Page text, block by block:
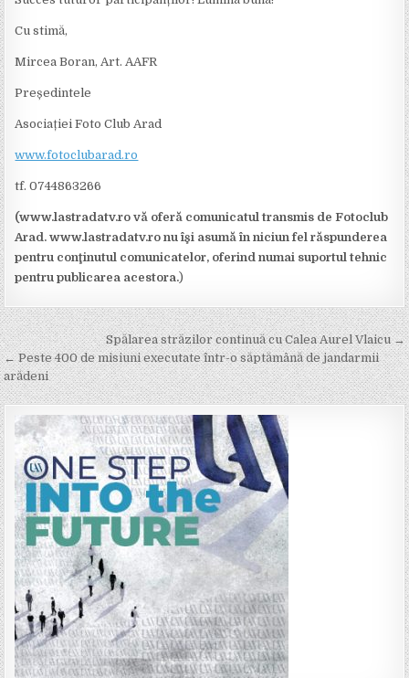
Cu stimă,
Mircea Boran, Art. AAFR
Președintele
Asociației Foto Club Arad
www.fotoclubarad.ro
tf. 0744863266
(www.lastradatv.ro vă oferă comunicatul transmis de Fotoclub
Arad. www.lastradatv.ro nu îşi asumă în niciun fel răspunderea
pentru conţinutul comunicatelor, oferind numai suportul tehnic
pentru publicarea acestora.)
Post
navigation
Spălarea străzilor continuă cu Calea Aurel Vlaicu →
← Peste 400 de misiuni executate într-o săptămână de jandarmii
arădeni